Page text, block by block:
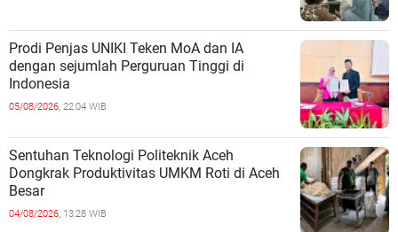
Prodi Penjas UNIKI Teken MoA dan IA
dengan sejumlah Perguruan Tinggi di
Indonesia
05/08/2026, 22:04 WIB
Sentuhan Teknologi Politeknik Aceh
Dongkrak Produktivitas UMKM Roti di Aceh
Besar
04/08/2026, 13:28 WIB